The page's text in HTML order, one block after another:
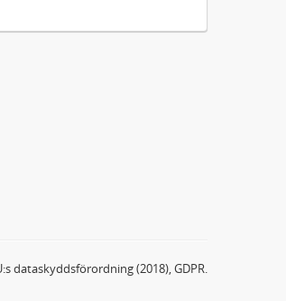
dataskyddsförordning (2018), GDPR.